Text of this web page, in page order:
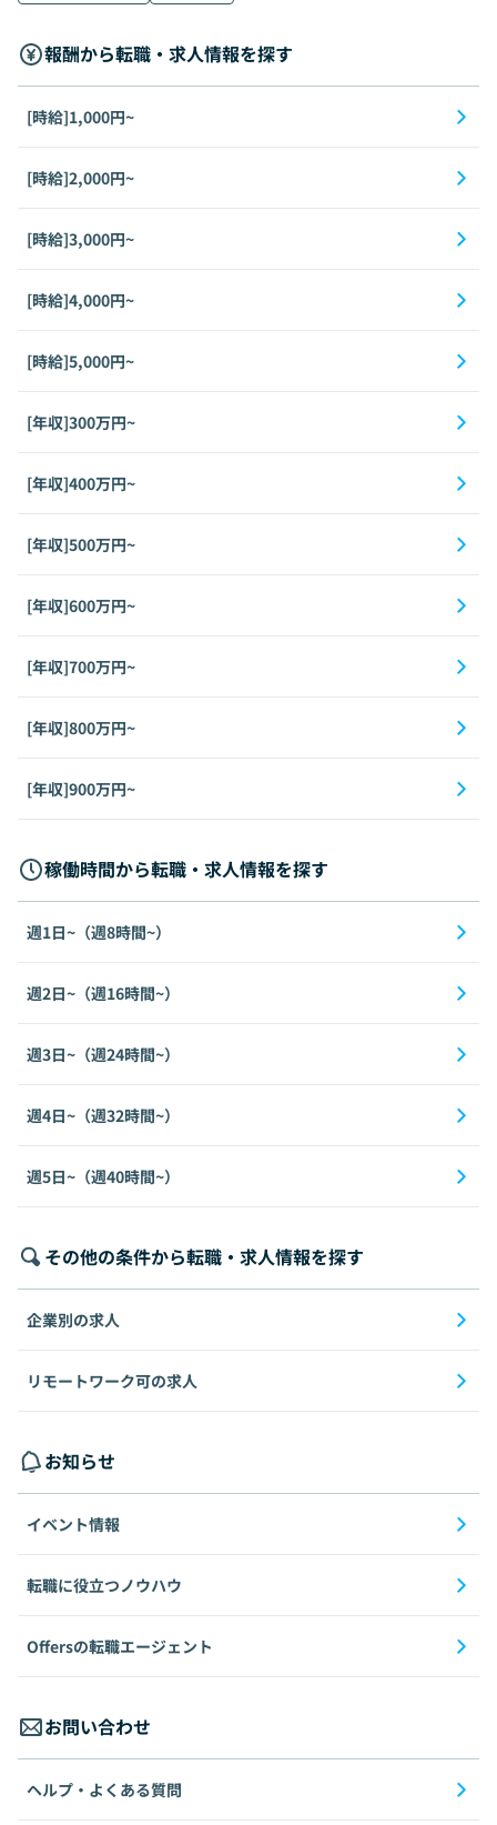
報酬から転職・求人情報を探す
[時給]1,000円~
[時給]2,000円~
[時給]3,000円~
[時給]4,000円~
[時給]5,000円~
[年収]300万円~
[年収]400万円~
[年収]500万円~
[年収]600万円~
[年収]700万円~
[年収]800万円~
[年収]900万円~
稼働時間から転職・求人情報を探す
週1日~（週8時間~）
週2日~（週16時間~）
週3日~（週24時間~）
週4日~（週32時間~）
週5日~（週40時間~）
その他の条件から転職・求人情報を探す
企業別の求人
リモートワーク可の求人
お知らせ
イベント情報
転職に役立つノウハウ
Offersの転職エージェント
お問い合わせ
ヘルプ・よくある質問